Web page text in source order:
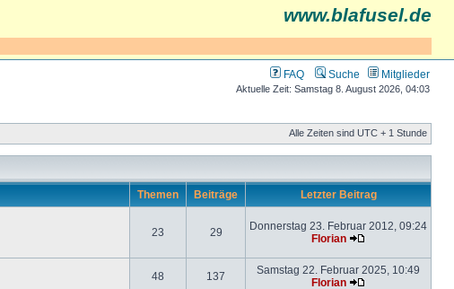
www.blafusel.de
FAQ Suche Mitglieder
Aktuelle Zeit: Samstag 8. August 2026, 04:03
Alle Zeiten sind UTC + 1 Stunde
Themen Beiträge Letzter Beitrag
23 29
Donnerstag 23. Februar 2012, 09:24
Florian
48 137
Samstag 22. Februar 2025, 10:49
Florian